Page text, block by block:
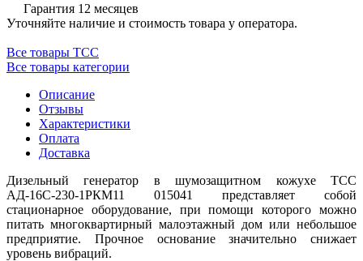
Гарантия 12 месяцев
Уточняйте наличие и стоимость товара у оператора.
Все товары ТСС
Все товары категории
Описание
Отзывы
Характеристики
Оплата
Доставка
Дизельный генератор в шумозащитном кожухе ТСС
АД-16С-230-1РКМ11 015041 представляет собой
стационарное оборудование, при помощи которого можно
питать многоквартирный малоэтажный дом или небольшое
предприятие. Прочное основание значительно снижает
уровень вибраций.